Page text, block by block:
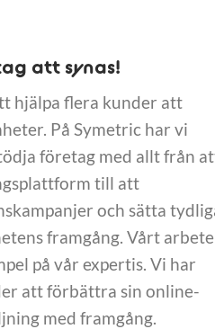
att synas!
hjälpa flera kunder att
På Symetric har vi
företag med allt från
till att
och sätta
framgång. Vårt
på vår expertis. Vi har
att förbättra sin online-
med framgång.